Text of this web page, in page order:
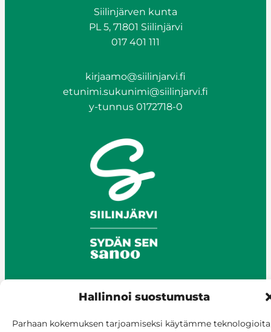
Hallinnoi suostumusta
Parhaan kokemuksen tarjoamiseksi käytämme
Siilinjärven kunta
PL 5, 71801 Siilinjärvi
017 401 111
kirjaamo@siilinjarvi.fi
etunimi.sukunimi@siilinjarvi.fi
y-tunnus 0172718-0
Anna palautetta